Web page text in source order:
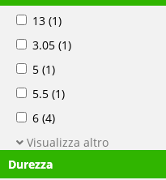
13 (1)
3.05 (1)
5 (1)
5.5 (1)
6 (4)
Visualizza altro
Durezza